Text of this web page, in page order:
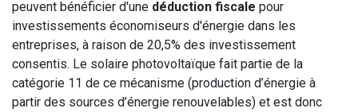
peuvent bénéficier d'une déduction fiscale pour
investissements économiseurs d'énergie dans les
entreprises, à raison de 20,5% des investissement
consentis. Le solaire photovoltaïque fait partie de la
catégorie 11 de ce mécanisme (production d’énergie à
partir des sources d’énergie renouvelables) et est donc